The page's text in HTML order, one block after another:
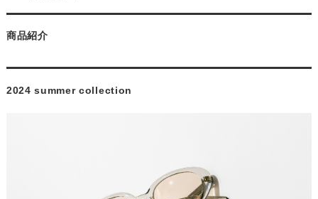
商品紹介
2024 summer collection